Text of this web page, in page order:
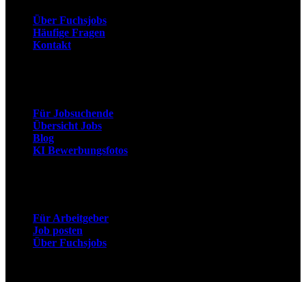
Über Fuchsjobs
Häufige Fragen
Kontakt
Für Jobsuchende
Übersicht Jobs
Blog
KI Bewerbungsfotos
Für Arbeitgeber
Job posten
Über Fuchsjobs